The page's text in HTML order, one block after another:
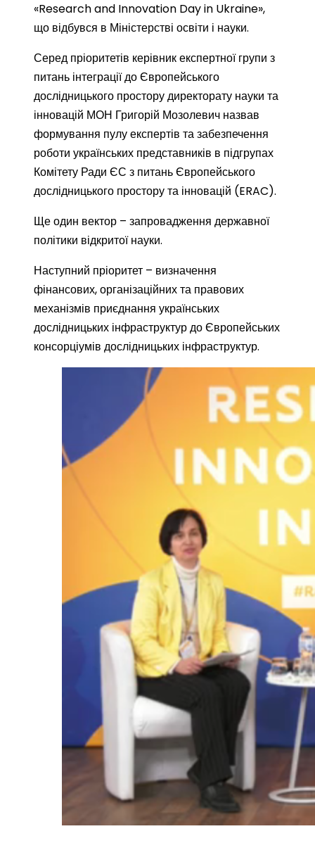
«Research and Innovation Day in Ukraine»,
що відбувся в Міністерстві освіти і науки.
Серед пріоритетів керівник експертної групи з
питань інтеграції до Європейського
дослідницького простору директорату науки та
інновацій МОН Григорій Мозолевич назвав
формування пулу експертів та забезпечення
роботи українських представників в підгрупах
Комітету Ради ЄС з питань Європейського
дослідницького простору та інновацій (ERAC).
Ще один вектор – запровадження державної
політики відкритої науки.
Наступний пріоритет – визначення
фінансових, організаційних та правових
механізмів приєднання українських
дослідницьких інфраструктур до Європейських
консорціумів дослідницьких інфраструктур.